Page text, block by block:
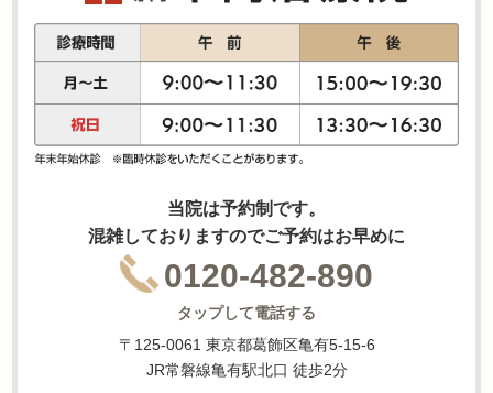
当院は予約制です。
混雑しておりますのでご予約はお早めに
0120-482-890
タップして電話する
〒125-0061 東京都葛飾区亀有5-15-6
JR常磐線亀有駅北口 徒歩2分